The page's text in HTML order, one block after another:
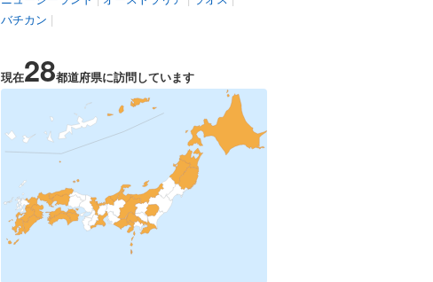
バチカン |
現在28都道府県に訪問しています